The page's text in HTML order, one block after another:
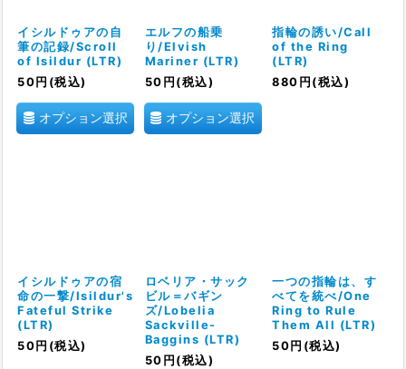
イシルドゥアの自
筆の記録/Scroll
of Isildur (LTR)
50 円 (税込)
オプション選択
エルフの船乗
り/Elvish
Mariner (LTR)
50 円 (税込)
オプション選択
指輪の誘い/Call
of the Ring
(LTR)
880 円 (税込)
イシルドゥアの宿
命の一撃/Isildur's
Fateful Strike
(LTR)
50 円 (税込)
ロベリア・サック
ビル＝バギン
ズ/Lobelia
Sackville-
Baggins (LTR)
50 円 (税込)
一つの指輪は、す
べてを統べ/One
Ring to Rule
Them All (LTR)
50 円 (税込)